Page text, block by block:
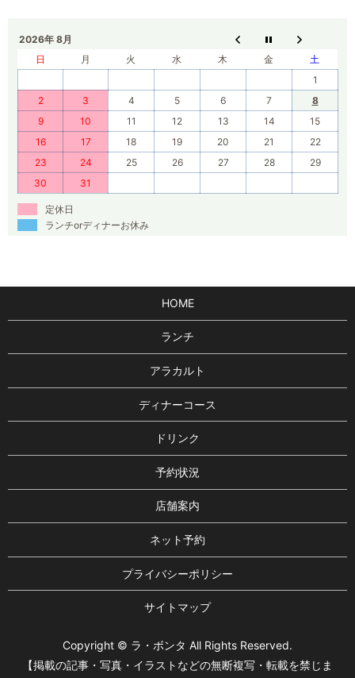
2026年 8月
日
月 火 水 木 金
土
1
2
3 4 5 6 7
8
9
10 11 12 13 14
15
16
17 18 19 20 21
22
23
24 25 26 27 28
29
30
31
定休日
ランチorディナーお休み
HOME
ランチ
アラカルト
ディナーコース
ドリンク
予約状況
店舗案内
ネット予約
プライバシーポリシー
サイトマップ
Copyright © ラ・ボンタ All Rights Reserved.
【掲載の記事・写真・イラストなどの無断複写・転載を禁じま